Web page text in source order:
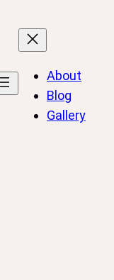
About
Blog
Gallery